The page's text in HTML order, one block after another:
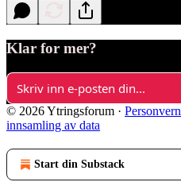
Klar for mer?
© 2026 Ytringsforum · Personvern
innsamling av data
Start din Substack